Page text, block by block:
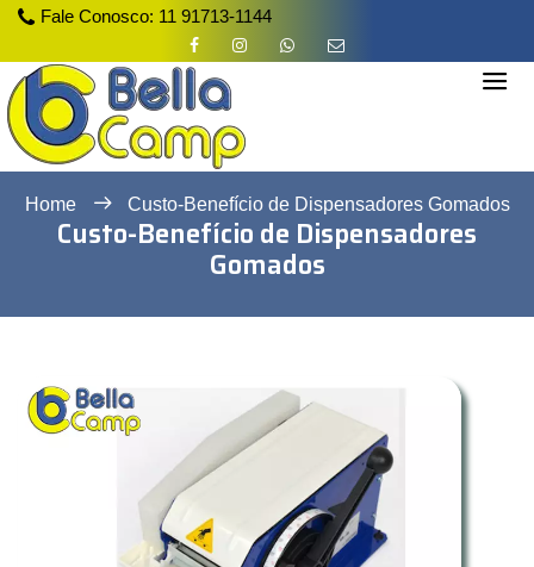
Fale Conosco: 11 91713-1144
Home Custo-Benefício de Dispensadores Gomados
Custo-Benefício de Dispensadores
Gomados